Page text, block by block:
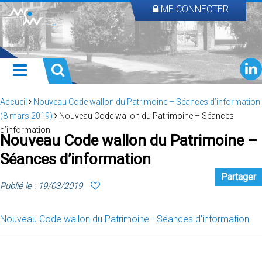
ME CONNECTER
Accueil
Nouveau Code wallon du Patrimoine – Séances d’information
(8 mars 2019)
Nouveau Code wallon du Patrimoine – Séances
d’information
Nouveau Code wallon du Patrimoine –
Séances d’information
Publié le : 19/03/2019
Partager
Nouveau Code wallon du Patrimoine - Séances d'information